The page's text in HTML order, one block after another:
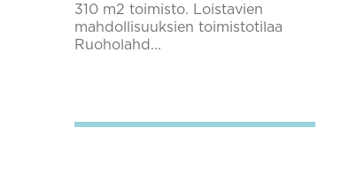
310 m2 toimisto. Loistavien
mahdollisuuksien toimistotilaa
Ruoholahd...